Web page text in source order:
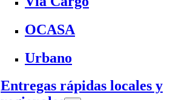
OCASA
Urbano
Entregas rápidas locales y